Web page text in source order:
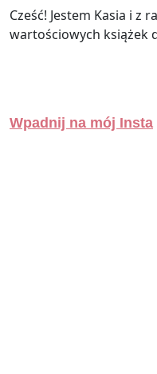
Cześć! Jestem Kasia i z
wartościowych książek
Wpadnij na mój Insta